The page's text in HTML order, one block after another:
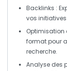
Backlinks :
vos initiatives
Optimisation
format pour
recherche.
Analyse des